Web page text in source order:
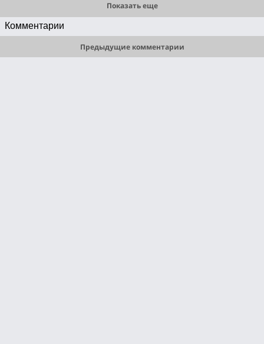
Показать еще
Комментарии
Предыдущие комментарии